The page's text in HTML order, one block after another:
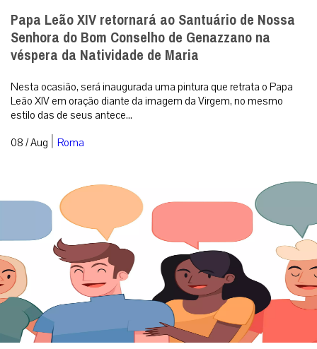
Papa Leão XIV retornará ao Santuário de Nossa
Senhora do Bom Conselho de Genazzano na
véspera da Natividade de Maria
Nesta ocasião, será inaugurada uma pintura que retrata o Papa
Leão XIV em oração diante da imagem da Virgem, no mesmo
estilo das de seus antece...
08 / Aug | Roma